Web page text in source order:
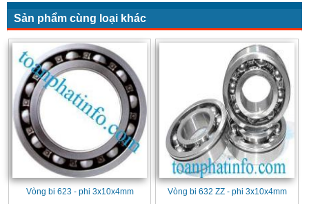
Sản phẩm cùng loại khác
Vòng bi 623 - phi 3x10x4mm Vòng bi 632 ZZ - phi 3x10x4mm